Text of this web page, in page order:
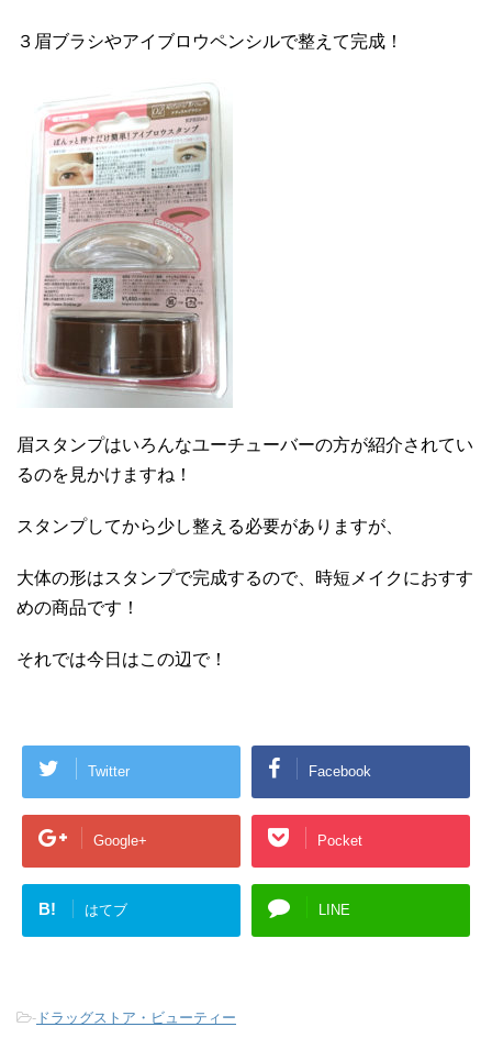
３眉ブラシやアイブロウペンシルで整えて完成！
眉スタンプはいろんなユーチューバーの方が紹介されてい
るのを見かけますね！
スタンプしてから少し整える必要がありますが、
大体の形はスタンプで完成するので、時短メイクにおすす
めの商品です！
それでは今日はこの辺で！
Twitter Facebook
Google+ Pocket
B! はてブ LINE
- ドラッグストア・ビューティー